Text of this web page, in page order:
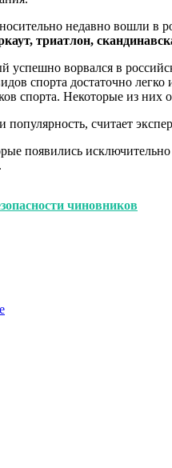
недавно вошли в
триатлон,
ворвался в
спорта достаточно
спорта. Некоторые из
считает
появились
чиновников